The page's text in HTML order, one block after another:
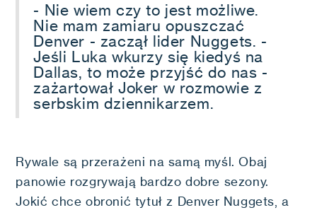
- Nie wiem czy to jest możliwe.
Nie mam zamiaru opuszczać
Denver - zaczął lider Nuggets. -
Jeśli Luka wkurzy się kiedyś na
Dallas, to może przyjść do nas -
zażartował Joker w rozmowie z
serbskim dziennikarzem.
Rywale są przerażeni na samą myśl. Obaj
panowie rozgrywają bardzo dobre sezony.
Jokić chce obronić tytuł z Denver Nuggets, a